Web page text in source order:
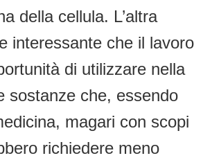
della cellula. L’altra
interessante che il lavoro
di utilizzare nella
sostanze che, essendo
magari con scopi
richiedere meno